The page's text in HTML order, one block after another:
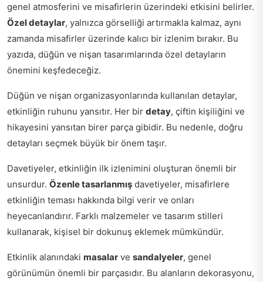
genel atmosferini ve misafirlerin üzerindeki etkisini belirler.
Özel detaylar, yalnızca görselliği artırmakla kalmaz, aynı
zamanda misafirler üzerinde kalıcı bir izlenim bırakır. Bu
yazıda, düğün ve nişan tasarımlarında özel detayların
önemini keşfedeceğiz.
Düğün ve nişan organizasyonlarında kullanılan detaylar,
etkinliğin ruhunu yansıtır. Her bir detay, çiftin kişiliğini ve
hikayesini yansıtan birer parça gibidir. Bu nedenle, doğru
detayları seçmek büyük bir önem taşır.
Davetiyeler, etkinliğin ilk izlenimini oluşturan önemli bir
unsurdur. Özenle tasarlanmış davetiyeler, misafirlere
etkinliğin teması hakkında bilgi verir ve onları
heyecanlandırır. Farklı malzemeler ve tasarım stilleri
kullanarak, kişisel bir dokunuş eklemek mümkündür.
Etkinlik alanındaki masalar ve sandalyeler, genel
görünümün önemli bir parçasıdır. Bu alanların dekorasyonu,